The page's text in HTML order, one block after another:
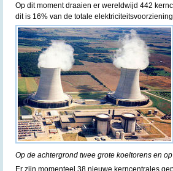
Op dit moment draaien er wereldwijd 442
dit is 16% van de totale
Op de achtergrond twee grote koeltorens en
Er zijn momenteel 38 nieuwe kerncentrales